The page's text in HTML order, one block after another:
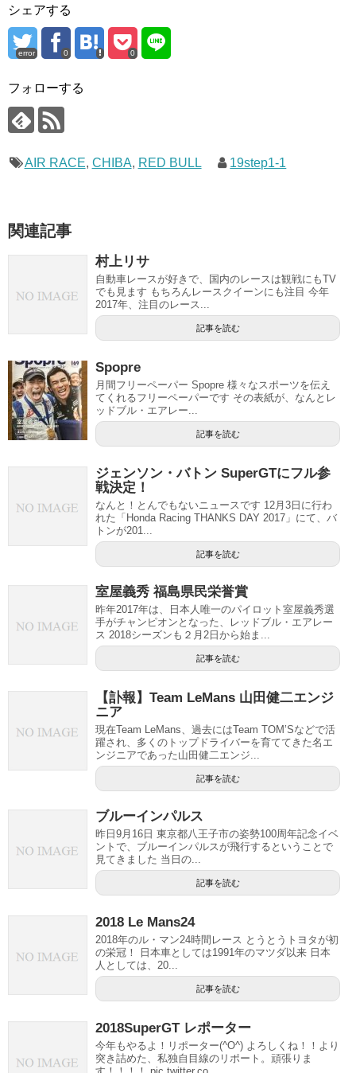
シェアする
error 0 0
フォローする
AIR RACE, CHIBA, RED BULL 19step1-1
関連記事
村上リサ
自動車レースが好きで、国内のレースは観戦にもTV
でも見ます もちろんレースクイーンにも注目 今年
2017年、注目のレース...
記事を読む
Spopre
月間フリーペーパー Spopre 様々なスポーツを伝え
てくれるフリーペーパーです その表紙が、なんとレ
ッドブル・エアレー...
記事を読む
ジェンソン・バトン SuperGTにフル参
戦決定！
なんと！とんでもないニュースです 12月3日に行わ
れた「Honda Racing THANKS DAY 2017」にて、バ
トンが201...
記事を読む
室屋義秀 福島県民栄誉賞
昨年2017年は、日本人唯一のパイロット室屋義秀選
手がチャンピオンとなった、レッドブル・エアレー
ス 2018シーズンも２月2日から始ま...
記事を読む
【訃報】Team LeMans 山田健二エンジ
ニア
現在Team LeMans、過去にはTeam TOM’Sなどで活
躍され、多くのトップドライバーを育ててきた名エ
ンジニアであった山田健二エンジ...
記事を読む
ブルーインパルス
昨日9月16日 東京都八王子市の姿勢100周年記念イベ
ントで、ブルーインパルスが飛行するということで
見てきました 当日の...
記事を読む
2018 Le Mans24
2018年のル・マン24時間レース とうとうトヨタが初
の栄冠！ 日本車としては1991年のマツダ以来 日本
人としては、20...
記事を読む
2018SuperGT レポーター
今年もやるよ！リポーター(^O^) よろしくね！！より
突き詰めた、私独自目線のリポート。頑張りま